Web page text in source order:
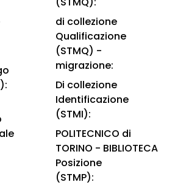
di collezione
Qualificazione
(STMQ) -
migrazione:
Di collezione
Identificazione
(STMI):
POLITECNICO di
TORINO - BIBLIOTECA
Posizione
(STMP):